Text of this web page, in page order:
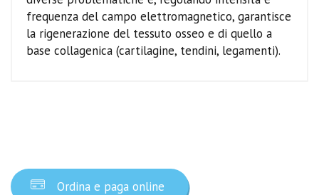
frequenza del campo elettromagnetico, garantisce
la rigenerazione del tessuto osseo e di quello a
base collagenica (cartilagine, tendini, legamenti).
Ordina e paga online